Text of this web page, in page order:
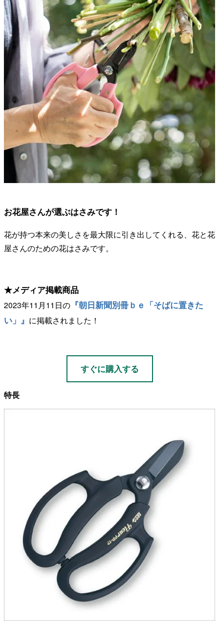
お花屋さんが選ぶはさみです！
花が持つ本来の美しさを最大限に引き出してくれる、花と花
屋さんのための花はさみです。
★メディア掲載商品
2023年11月11日の 『朝日新聞別冊ｂｅ「そばに置きた
い」』 に掲載されました！
すぐに購入する
特長